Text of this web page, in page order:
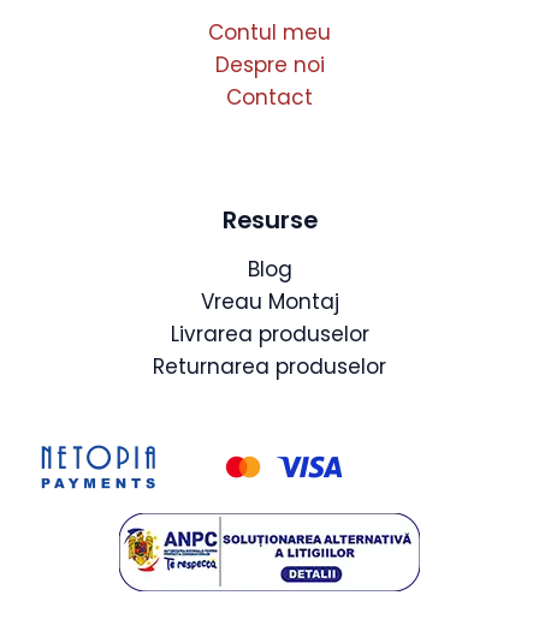
Contul meu
Despre noi
Contact
Resurse
Blog
Vreau Montaj
Livrarea produselor
Returnarea produselor